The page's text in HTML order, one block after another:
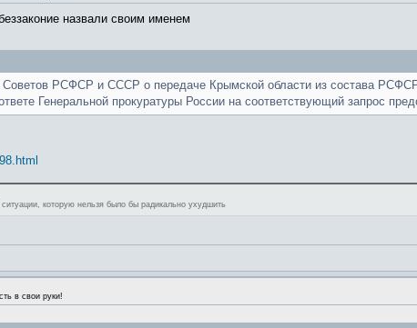
назвали своим именем
РСФСР и СССР о передаче Крымской области из состава
Генеральной прокуратуры России на соответствующий запрос
которую нельзя было бы радикально ухудшить
в свои руки!